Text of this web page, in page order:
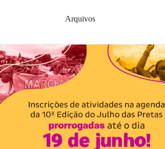
Arquivos